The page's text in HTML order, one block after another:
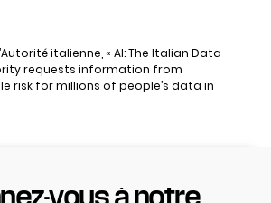
italienne, « AI: The Italian Data
requests information from
risk for millions of people’s data in
vous à notre